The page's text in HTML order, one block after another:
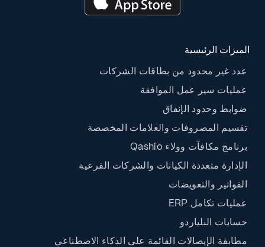
الميزات الرئيسية
عدد غير محدود من بطاقات الشركات
عمليات سير عمل الموافقة
ضوابط وحدود الإنفاق
تقسيم المصروفات والعلامات المخصصة
برنامج مكافآت وولاء Qashio
الإدارة متعددة الكيانات والشركات الفرعية
الفواتير والتعويضات
عمليات تكامل ERP
حسابات البلياردو
مطابقة الإيصالات القائمة على الذكاء الاصطناعي